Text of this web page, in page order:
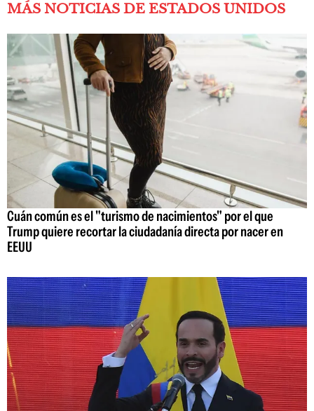
MÁS NOTICIAS DE ESTADOS UNIDOS
Cuán común es el "turismo de nacimientos" por el que
Trump quiere recortar la ciudadanía directa por nacer en
EEUU